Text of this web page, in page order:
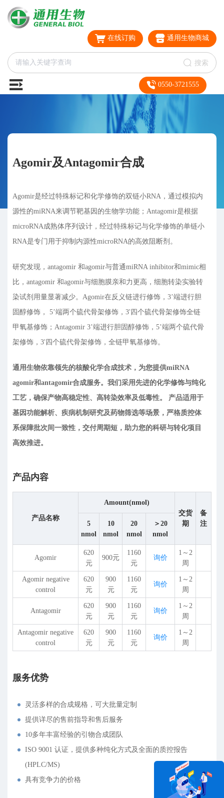
在线订购 通用生物商城
搜索
0550-3721555
Agomir及Antagomir合成
Agomir是经过特殊标记和化学修饰的双链小RNA，通过模拟内
源性的miRNA来调节靶基因的生物学功能；Antagomir是根据
microRNA成熟体序列设计，经过特殊标记与化学修饰的单链小
RNA是专门用于抑制内源性microRNA的高效阻断剂。
研究发现，antagomir 和agomir与普通miRNA inhibitor和mimic相
比，antagomir 和agomir与细胞膜亲和力更高，细胞转染实验转
染试剂用量显著减少。Agomir在反义链进行修饰，3’端进行胆
固醇修饰， 5’端两个硫代骨架修饰，3'四个硫代骨架修饰全链
甲氧基修饰；Antagomir 3’端进行胆固醇修饰，5’端两个硫代骨
架修饰，3'四个硫代骨架修饰，全链甲氧基修饰。
通用生物依靠领先的核酸化学合成技术，为您提供miRNA
agomir和antagomir合成服务。我们采用先进的化学修饰与纯化
工艺，确保产物高稳定性、高转染效率及低毒性。 产品适用于
基因功能解析、疾病机制研究及药物筛选等场景，严格质控体
系保障批次间一致性，交付周期短，助力您的科研与转化项目
高效推进。
产品内容
产品名称
Amount(nmol)
交货
期
备
注
5
nmol
10
nmol
20
nmol
＞20
nmol
Agomir
620
元
900元
1160
元
询价
1～2
周
Agomir negative
control
620
元
900
元
1160
元
询价
1～2
周
Antagomir
620
元
900
元
1160
元
询价
1～2
周
Antagomir negative
control
620
元
900
元
1160
元
询价
1～2
周
服务优势
灵活多样的合成规格，可大批量定制
提供详尽的售前指导和售后服务
10多年丰富经验的引物合成团队
ISO 9001 认证，提供多种纯化方式及全面的质控报告
(HPLC/MS)
具有竞争力的价格